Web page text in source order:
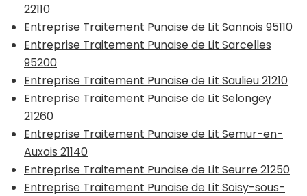
22110
Entreprise Traitement Punaise de Lit Sannois 95110
Entreprise Traitement Punaise de Lit Sarcelles
95200
Entreprise Traitement Punaise de Lit Saulieu 21210
Entreprise Traitement Punaise de Lit Selongey
21260
Entreprise Traitement Punaise de Lit Semur-en-
Auxois 21140
Entreprise Traitement Punaise de Lit Seurre 21250
Entreprise Traitement Punaise de Lit Soisy-sous-